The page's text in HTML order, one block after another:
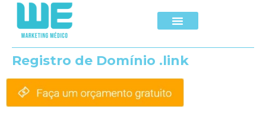
Registro de Domínio .link